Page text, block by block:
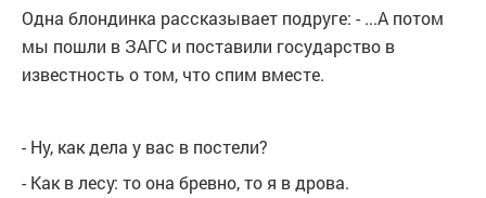
Одна блондинка рассказывает подруге: - ...А потом
мы пошли в ЗАГС и поставили государство в
известность о том, что спим вместе.
- Ну, как дела у вас в постели?
- Как в лесу: то она бревно, то я в дрова.